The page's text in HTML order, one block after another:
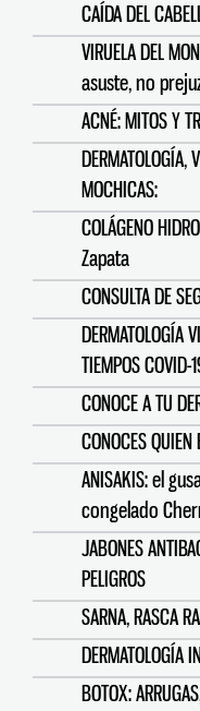
CAÍDA DEL
VIRUELA DEL
asuste, no
ACNÉ: MITOS Y
DERMATOLOGÍA,
MOCHICAS:
COLÁGENO
Zapata
CONSULTA DE
DERMATOLOGÍA
TIEMPOS COVID-
CONOCE A TU
CONOCES
ANISAKIS: el
congelado
JABONES
PELIGROS
SARNA, RASCA
DERMATOLOGÍA
BOTOX: